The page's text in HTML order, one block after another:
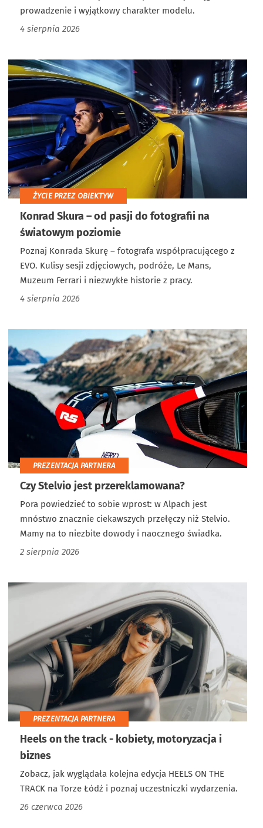
prowadzenie i wyjątkowy charakter modelu.
4 sierpnia 2026
ŻYCIE PRZEZ OBIEKTYW
Konrad Skura – od pasji do fotografii na
światowym poziomie
Poznaj Konrada Skurę – fotografa współpracującego z
EVO. Kulisy sesji zdjęciowych, podróże, Le Mans,
Muzeum Ferrari i niezwykłe historie z pracy.
4 sierpnia 2026
PREZENTACJA PARTNERA
Czy Stelvio jest przereklamowana?
Pora powiedzieć to sobie wprost: w Alpach jest
mnóstwo znacznie ciekawszych przełęczy niż Stelvio.
Mamy na to niezbite dowody i naocznego świadka.
2 sierpnia 2026
PREZENTACJA PARTNERA
Heels on the track - kobiety, motoryzacja i
biznes
Zobacz, jak wyglądała kolejna edycja HEELS ON THE
TRACK na Torze Łódź i poznaj uczestniczki wydarzenia.
26 czerwca 2026